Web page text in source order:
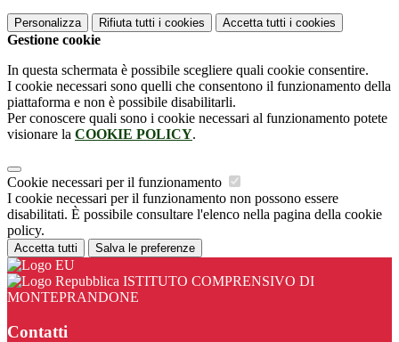
Personalizza Rifiuta tutti i cookies Accetta tutti i cookies
Gestione cookie
In questa schermata è possibile scegliere quali cookie consentire.
I cookie necessari sono quelli che consentono il funzionamento della
piattaforma e non è possibile disabilitarli.
Per conoscere quali sono i cookie necessari al funzionamento potete
visionare la COOKIE POLICY.
Cookie necessari per il funzionamento
I cookie necessari per il funzionamento non possono essere
disabilitati. È possibile consultare l'elenco nella pagina della cookie
policy.
Accetta tutti Salva le preferenze
ISTITUTO COMPRENSIVO DI
MONTEPRANDONE
Contatti